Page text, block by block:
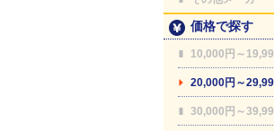
価格で探す
10,000円～
20,000円～
30,000円～